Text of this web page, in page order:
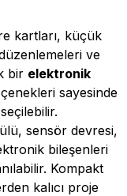
kartları, küçük
ve
bir elektronik
sayesinde
sensör devresi,
bileşenleri
Kompakt
kalıcı proje